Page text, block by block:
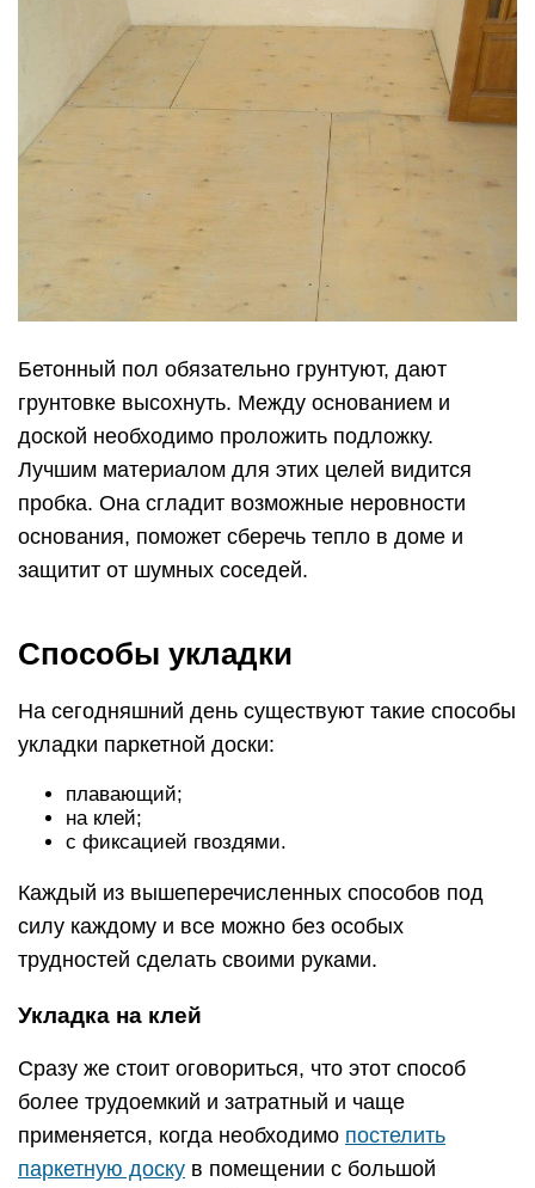
Бетонный пол обязательно грунтуют, дают
грунтовке высохнуть. Между основанием и
доской необходимо проложить подложку.
Лучшим материалом для этих целей видится
пробка. Она сгладит возможные неровности
основания, поможет сберечь тепло в доме и
защитит от шумных соседей.
Способы укладки
На сегодняшний день существуют такие способы
укладки паркетной доски:
плавающий;
на клей;
с фиксацией гвоздями.
Каждый из вышеперечисленных способов под
силу каждому и все можно без особых
трудностей сделать своими руками.
Укладка на клей
Сразу же стоит оговориться, что этот способ
более трудоемкий и затратный и чаще
применяется, когда необходимо постелить
паркетную доску в помещении с большой